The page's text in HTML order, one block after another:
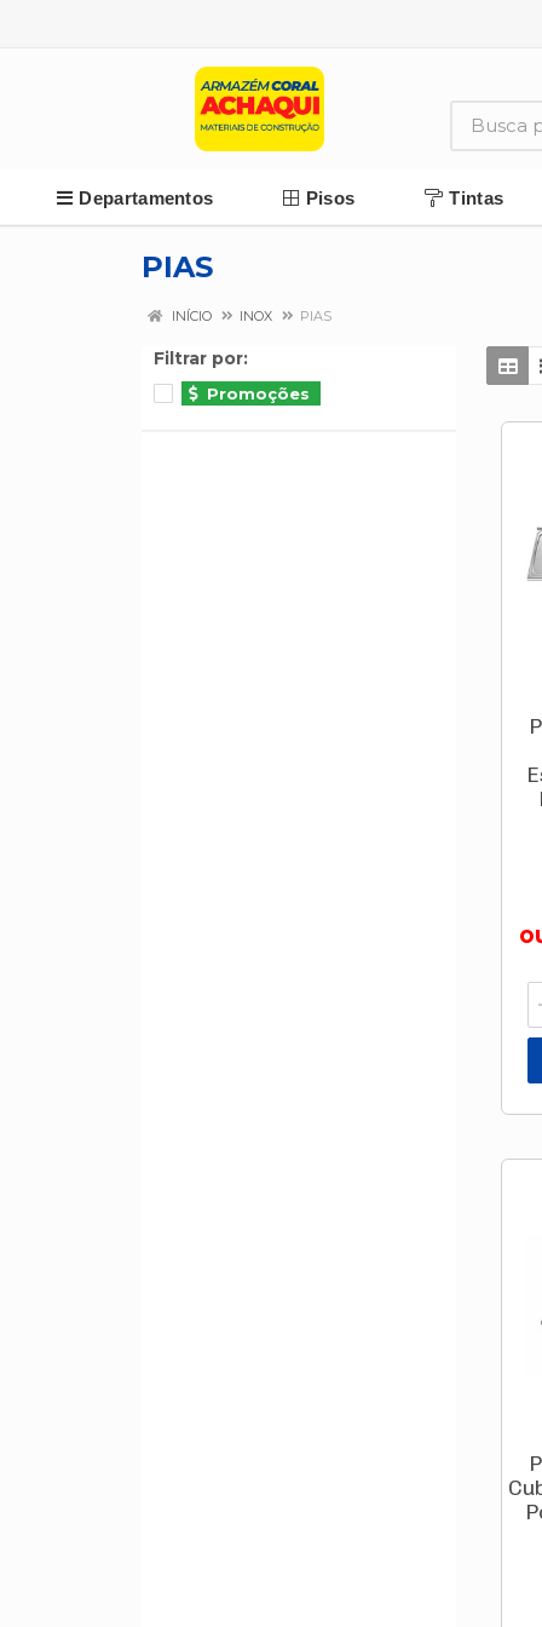
Departamentos Pisos Tintas
PIAS
INÍCIO INOX PIAS
Filtrar por:
Promoções